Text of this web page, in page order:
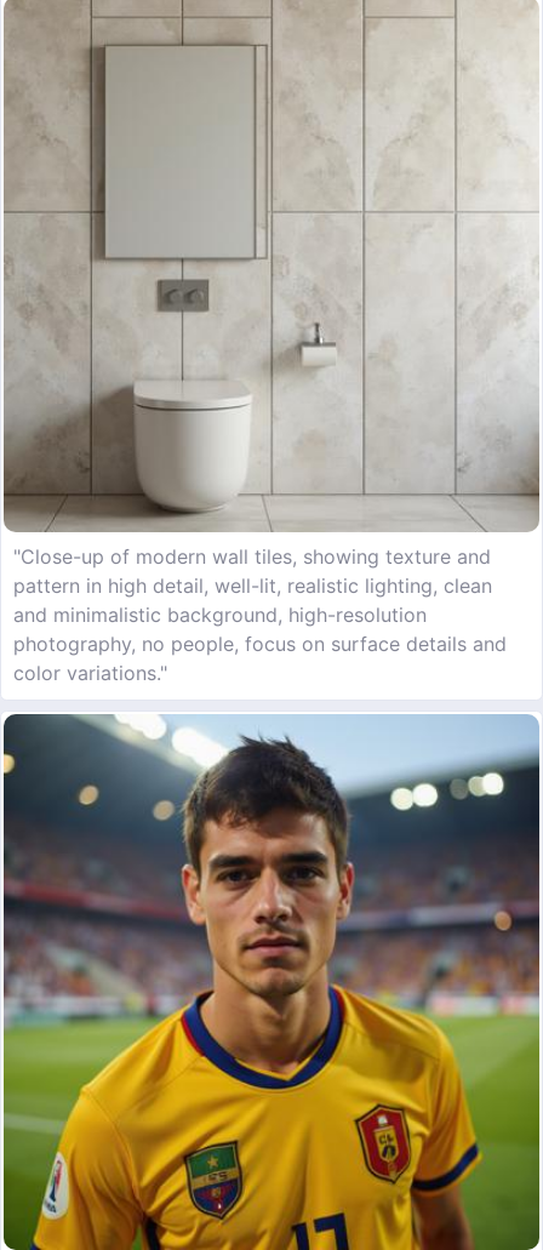
"Close-up of modern wall tiles, showing texture and
pattern in high detail, well-lit, realistic lighting, clean
and minimalistic background, high-resolution
photography, no people, focus on surface details and
color variations."